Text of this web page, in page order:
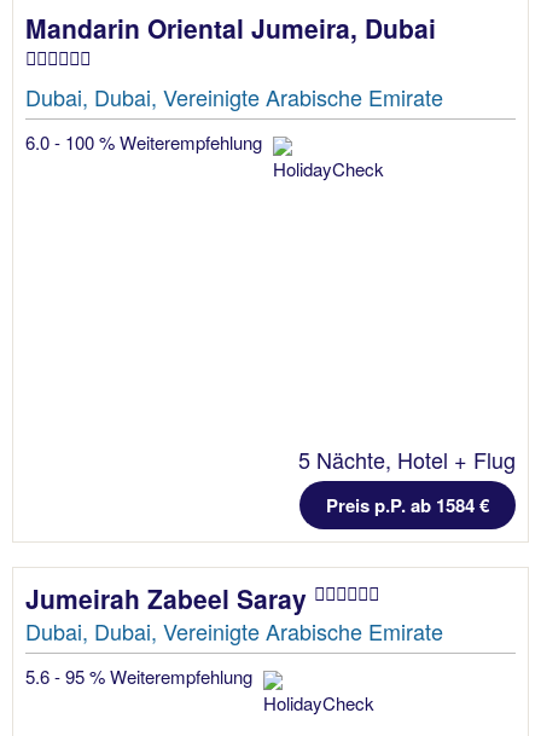
Mandarin Oriental Jumeira, Dubai
Dubai, Dubai, Vereinigte Arabische Emirate
6.0 - 100 % Weiterempfehlung
5 Nächte, Hotel + Flug
Preis p.P. ab 1584 €
Jumeirah Zabeel Saray
Dubai, Dubai, Vereinigte Arabische Emirate
5.6 - 95 % Weiterempfehlung